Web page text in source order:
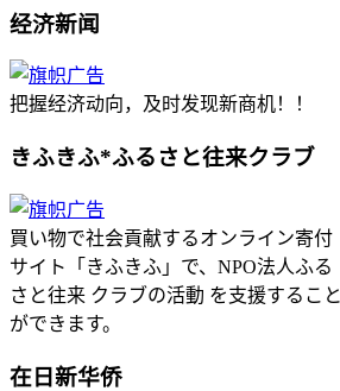
经济新闻
把握经济动向，及时发现新商机！！
きふきふ*ふるさと往来クラブ
買い物で社会貢献するオンライン寄付
サイト「きふきふ」で、NPO法人ふる
さと往来 クラブの活動 を支援すること
ができます。
在日新华侨